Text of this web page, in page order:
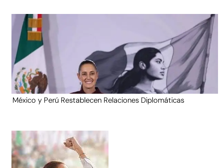
México y Perú Restablecen Relaciones Diplomáticas